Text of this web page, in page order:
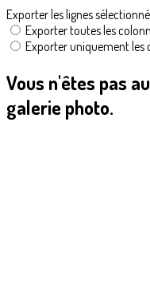
Exporter les lignes
Exporter toutes les
Exporter uniquement les
Vous n'êtes pas
galerie photo.